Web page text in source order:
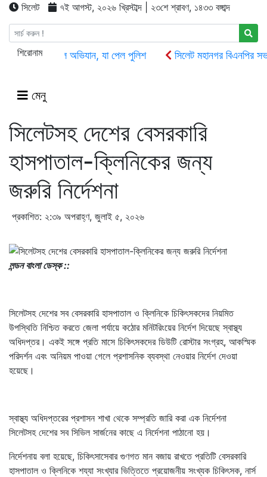
সিলেট ৭ই আগস্ট, ২০২৬ খ্রিস্টাব্দ | ২৩শে শ্রাবণ, ১৪৩৩ বঙ্গাব্দ
শিরোনাম
ক্রাশার মিলে অভিযান, যা পেল পুলিশ
সিলেট মহানগর বিএনপির
নৌকা ডুবিতে ২ জনের মৃতদেহ উদ্ধার, নিখোঁজ আরো ২
মেনু
সিলেটসহ দেশের বেসরকারি
হাসপাতাল-ক্লিনিকের জন্য
জরুরি নির্দেশনা
প্রকাশিত: ২:৩৯ অপরাহ্ণ, জুলাই ৫, ২০২৬
লন্ডন বাংলা ডেস্ক ::
সিলেটসহ দেশের সব বেসরকারি হাসপাতাল ও ক্লিনিকে চিকিৎসকদের নিয়মিত
উপস্থিতি নিশ্চিত করতে জেলা পর্যায়ে কঠোর মনিটরিংয়ের নির্দেশ দিয়েছে স্বাস্থ্য
অধিদপ্তর। একই সঙ্গে প্রতি মাসে চিকিৎসকদের ডিউটি রোস্টার সংগ্রহ, আকস্মিক
পরিদর্শন এবং অনিয়ম পাওয়া গেলে প্রশাসনিক ব্যবস্থা নেওয়ার নির্দেশ দেওয়া
হয়েছে।
স্বাস্থ্য অধিদপ্তরের প্রশাসন শাখা থেকে সম্প্রতি জারি করা এক নির্দেশনা
সিলেটসহ দেশের সব সিভিল সার্জনের কাছে এ নির্দেশনা পাঠানো হয়।
নির্দেশনায় বলা হয়েছে, চিকিৎসাসেবার গুণগত মান বজায় রাখতে প্রতিটি বেসরকারি
হাসপাতাল ও ক্লিনিকে শয্যা সংখ্যার ভিত্তিতে প্রয়োজনীয় সংখ্যক চিকিৎসক, নার্স